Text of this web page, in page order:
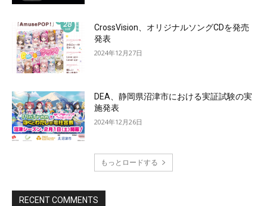
CrossVision、オリジナルソングCDを発売
発表
2024年12月27日
DEA、静岡県沼津市における実証試験の実
施発表
2024年12月26日
もっとロードする
RECENT COMMENTS